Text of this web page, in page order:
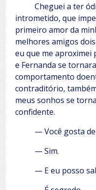
Cheguei a ter
intrometido, que
primeiro amor da
melhores amigos
eu que me aproximei
e Fernanda se
comportamento
contraditório,
meus sonhos se
confidente.
— Você gosta de
— Sim.
— E eu posso